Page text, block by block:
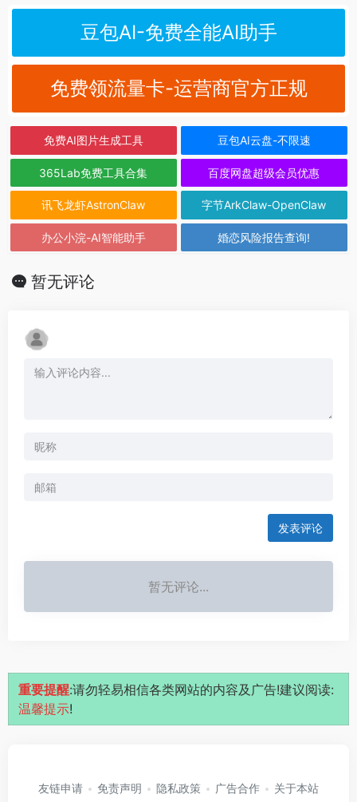
豆包AI-免费全能AI助手
免费领流量卡-运营商官方正规
免费AI图片生成工具 豆包AI云盘-不限速
365Lab免费工具合集 百度网盘超级会员优惠
讯飞龙虾AstronClaw 字节ArkClaw-OpenClaw
办公小浣-AI智能助手 婚恋风险报告查询!
暂无评论
发表评论
暂无评论...
重要提醒:请勿轻易相信各类网站的内容及广告!建议阅读:
温馨提示!
友链申请 免责声明 隐私政策 广告合作 关于本站